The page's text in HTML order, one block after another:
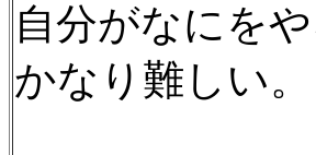
自分がなにを
かなり難しい。